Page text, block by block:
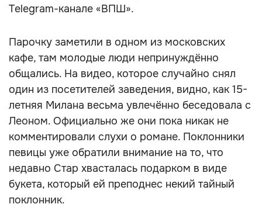
Telegram-канале «ВПШ».
Парочку заметили в одном из московских
кафе, там молодые люди непринуждённо
общались. На видео, которое случайно снял
один из посетителей заведения, видно, как 15-
летняя Милана весьма увлечённо беседовала с
Леоном. Официально же они пока никак не
комментировали слухи о романе. Поклонники
певицы уже обратили внимание на то, что
недавно Стар хвасталась подарком в виде
букета, который ей преподнес некий тайный
поклонник.